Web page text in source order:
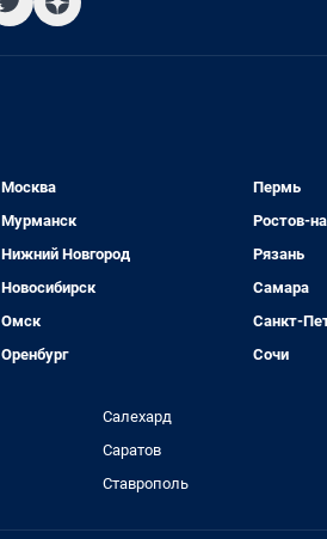
Москва
Мурманск
Нижний Новгород
Новосибирск
Омск
Оренбург
Пермь
Ростов-
Рязань
Самара
Санкт-
Сочи
Салехард
Саратов
Ставрополь